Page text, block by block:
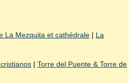
La Mezquita et cathédrale | La
| Torre del Puente & Torre de